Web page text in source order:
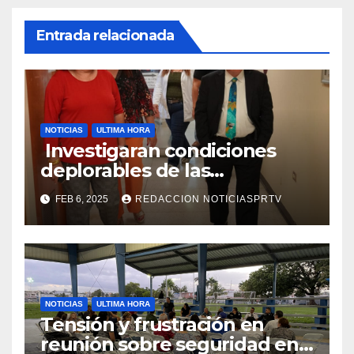
Entrada relacionada
NOTICIAS ULTIMA HORA
Investigaran condiciones
deplorables de las
facilidades el Departamento
de la Salud en Mayagüez
FEB 6, 2025 REDACCION NOTICIASPRTV
NOTICIAS ULTIMA HORA
Tensión y frustración en
reunión sobre seguridad en